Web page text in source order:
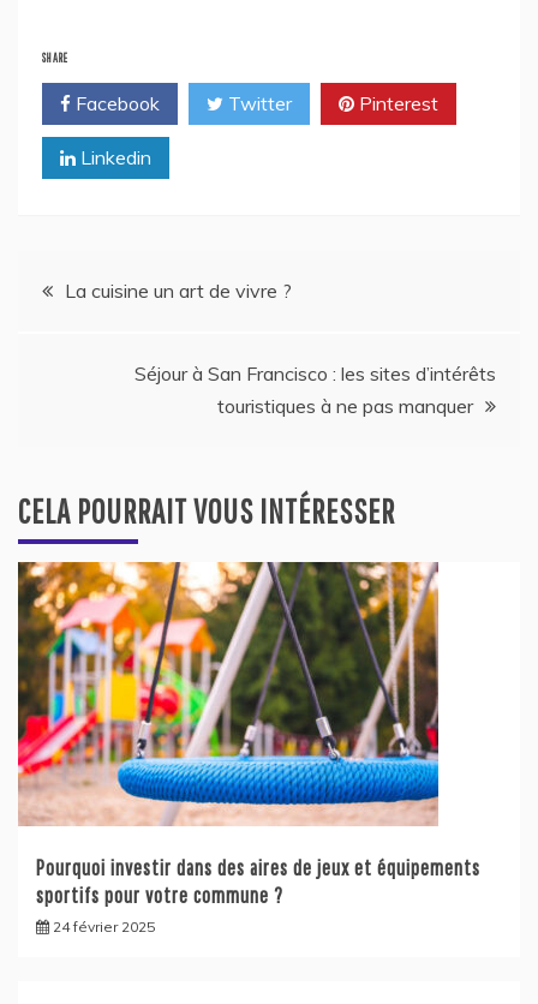
SHARE
Facebook Twitter Pinterest
Linkedin
Navigation
La cuisine un art de vivre ?
Séjour à San Francisco : les sites d’intérêts
touristiques à ne pas manquer
CELA POURRAIT VOUS INTÉRESSER
Pourquoi investir dans des aires de jeux et équipements
sportifs pour votre commune ?
24 février 2025